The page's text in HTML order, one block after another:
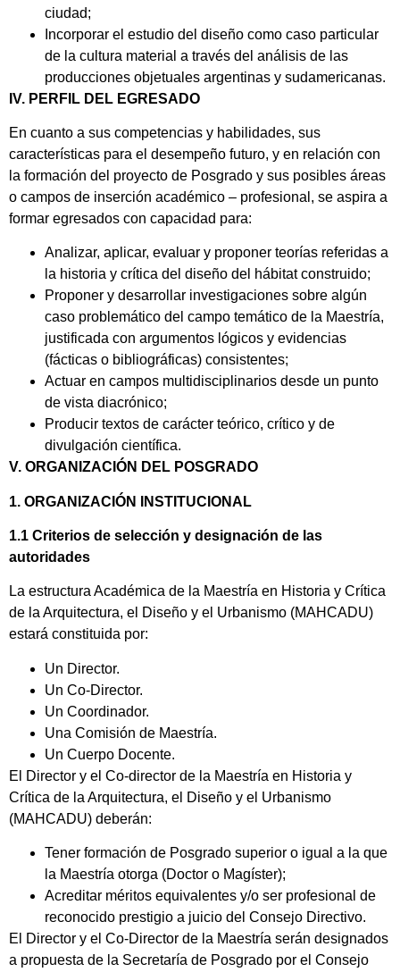
ciudad;
Incorporar el estudio del diseño como caso particular
de la cultura material a través del análisis de las
producciones objetuales argentinas y sudamericanas.
IV. PERFIL DEL EGRESADO
En cuanto a sus competencias y habilidades, sus
características para el desempeño futuro, y en relación con
la formación del proyecto de Posgrado y sus posibles áreas
o campos de inserción académico – profesional, se aspira a
formar egresados con capacidad para:
Analizar, aplicar, evaluar y proponer teorías referidas a
la historia y crítica del diseño del hábitat construido;
Proponer y desarrollar investigaciones sobre algún
caso problemático del campo temático de la Maestría,
justificada con argumentos lógicos y evidencias
(fácticas o bibliográficas) consistentes;
Actuar en campos multidisciplinarios desde un punto
de vista diacrónico;
Producir textos de carácter teórico, crítico y de
divulgación científica.
V. ORGANIZACIÓN DEL POSGRADO
1. ORGANIZACIÓN INSTITUCIONAL
1.1 Criterios de selección y designación de las
autoridades
La estructura Académica de la Maestría en Historia y Crítica
de la Arquitectura, el Diseño y el Urbanismo (MAHCADU)
estará constituida por:
Un Director.
Un Co-Director.
Un Coordinador.
Una Comisión de Maestría.
Un Cuerpo Docente.
El Director y el Co-director de la Maestría en Historia y
Crítica de la Arquitectura, el Diseño y el Urbanismo
(MAHCADU) deberán:
Tener formación de Posgrado superior o igual a la que
la Maestría otorga (Doctor o Magíster);
Acreditar méritos equivalentes y/o ser profesional de
reconocido prestigio a juicio del Consejo Directivo.
El Director y el Co-Director de la Maestría serán designados
a propuesta de la Secretaría de Posgrado por el Consejo